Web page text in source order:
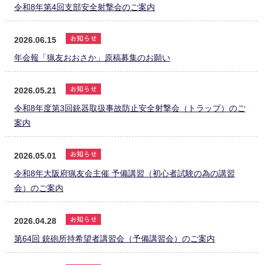
令和8年第4回支部安全射撃会のご案内
2026.06.15
年会報「猟友おおさか」原稿募集のお願い
2026.05.21
令和8年度第3回銃器取扱事故防止安全射撃会（トラップ）のご
案内
2026.05.01
令和8年大阪府猟友会主催 予備講習（初心者試験の為の講習
会）のご案内
2026.04.28
第64回 銃砲所持希望者講習会（予備講習会）のご案内